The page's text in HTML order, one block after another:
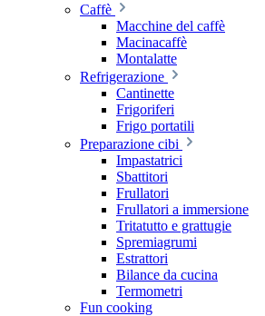
Caffè
Macchine del caffè
Macinacaffè
Montalatte
Refrigerazione
Cantinette
Frigoriferi
Frigo portatili
Preparazione cibi
Impastatrici
Sbattitori
Frullatori
Frullatori a immersione
Tritatutto e grattugie
Spremiagrumi
Estrattori
Bilance da cucina
Termometri
Fun cooking